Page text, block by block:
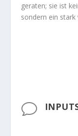
geraten; sie ist
sondern ein stark
v